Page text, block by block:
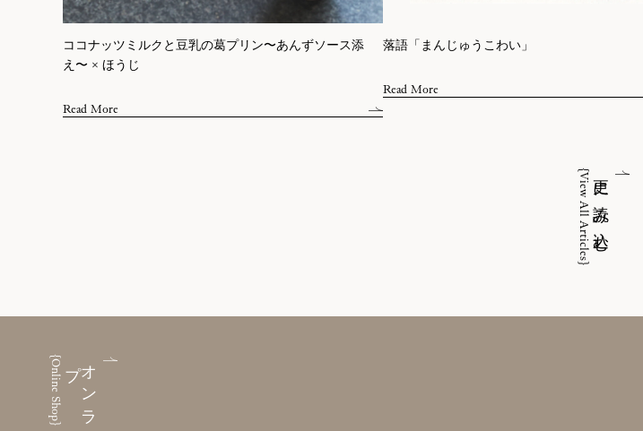
ココナッツミルクと豆乳の葛プリン〜あんずソース添
え〜 × ほうじ
Read More
落語「まんじゅうこわい」
Read More
更に読み込む
{View All Articles}
プ
{Online Shop}